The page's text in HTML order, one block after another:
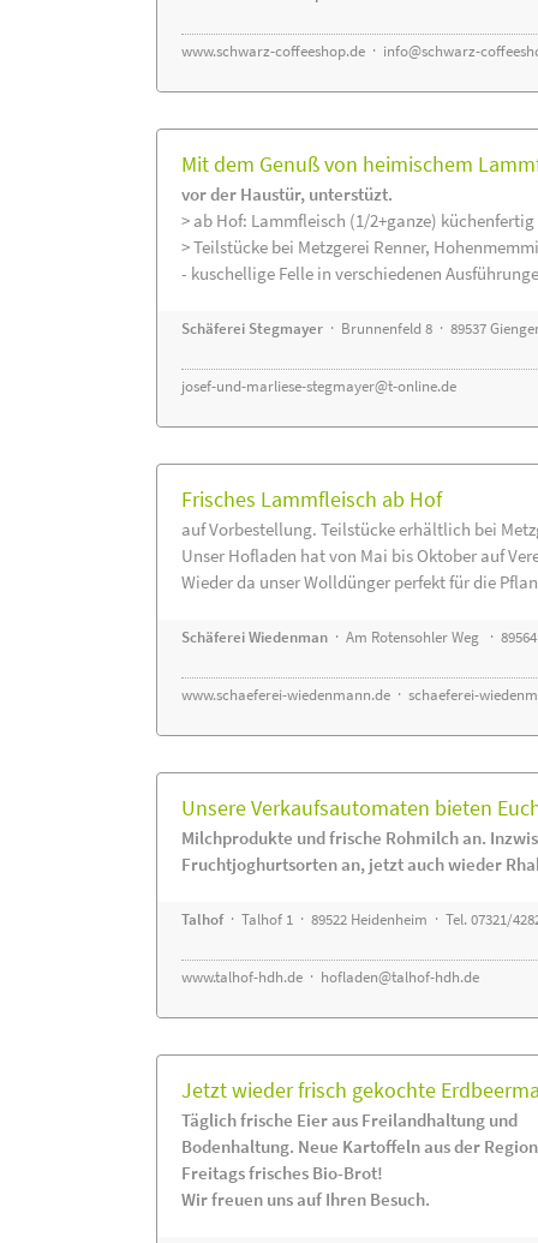
www.schwarz-coffeeshop.de · info@schwarz-
Mit dem Genuß von heimischem
vor der Haustür, unterstüzt.
> ab Hof: Lammfleisch (1/2+ganze)
> Teilstücke bei Metzgerei Renner,
- kuschellige Felle in verschiedenen
Schäferei Stegmayer · Brunnenfeld 8 · 89537
josef-und-marliese-stegmayer@t-online.de
Frisches Lammfleisch ab Hof
auf Vorbestellung. Teilstücke erhältlich bei
Unser Hofladen hat von Mai bis Oktober auf
Wieder da unser Wolldünger perfekt für die
Schäferei Wiedenman · Am Rotensohler Weg ·
www.schaeferei-wiedenmann.de · schaeferei-
Unsere Verkaufsautomaten bieten
Milchprodukte und frische Rohmilch an.
Fruchtjoghurtsorten an, jetzt auch wieder
Talhof· Talhof 1 · 89522 Heidenheim · Tel. 07321/
www.talhof-hdh.de · hofladen@talhof-hdh.de
Jetzt wieder frisch gekochte
Täglich frische Eier aus Freilandhaltung und
Bodenhaltung. Neue Kartoffeln aus der
Freitags frisches Bio-Brot!
Wir freuen uns auf Ihren Besuch.